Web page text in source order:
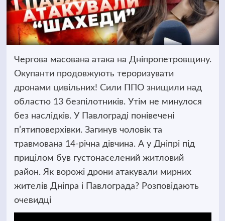
Чергова масована атака на Дніпропетровщину.
Окупанти продовжують тероризувати
дронами цивільних! Сили ППО знищили над
областю 13 безпілотників. Утім не минулося
без наслідків. У Павлограді понівечені
п’ятиповерхівки. Загинув чоловік та
травмована 14-річна дівчина. А у Дніпрі під
прицілом був густонаселений житловий
район. Як ворожі дрони атакували мирних
жителів Дніпра і Павлограда? Розповідають
очевидці